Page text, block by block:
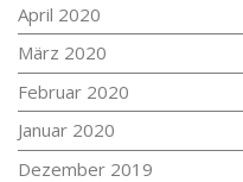
April 2020
März 2020
Februar 2020
Januar 2020
Dezember 2019